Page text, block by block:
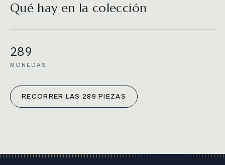
Qué hay en la colección
MONEDAS
289
RECORRER LAS 289 PIEZAS